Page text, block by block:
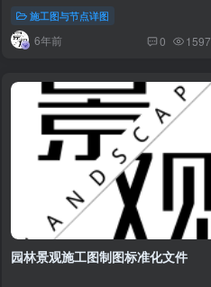
施工图与节点详图
6年前 0 1597
园林景观施工图制图标准化文件